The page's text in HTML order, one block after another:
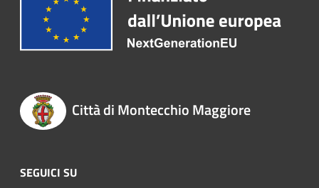
Città di Montecchio Maggiore
SEGUICI SU